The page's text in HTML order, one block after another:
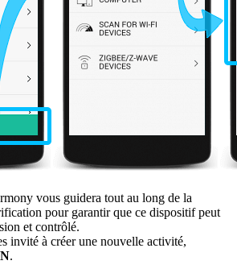
vous guidera tout au long de la
pour garantir que ce dispositif peut
et contrôlé.
invité à créer une nouvelle activité,
.